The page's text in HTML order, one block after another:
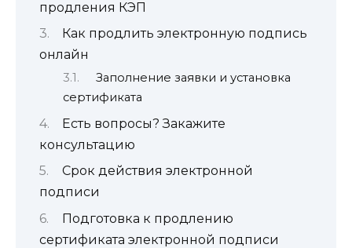
продления КЭП
Как продлить электронную подпись
онлайн
Заполнение заявки и установка
сертификата
Есть вопросы? Закажите
консультацию
Срок действия электронной
подписи
Подготовка к продлению
сертификата электронной подписи